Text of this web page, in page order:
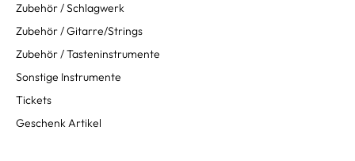
Zubehör / Schlagwerk
Zubehör / Gitarre/Strings
Zubehör / Tasteninstrumente
Sonstige Instrumente
Tickets
Geschenk Artikel